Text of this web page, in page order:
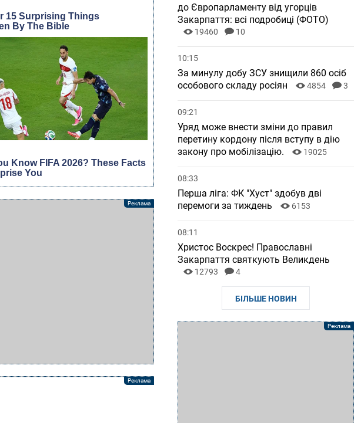
до Європарламенту від угорців
Закарпаття: всі подробиці (ФОТО)
19460 10
10:15
За минулу добу ЗСУ знищили 860 осіб
особового складу росіян
4854 3
09:21
Уряд може внести зміни до правил
перетину кордону після вступу в дію
закону про мобілізацію.
19025
08:33
Перша ліга: ФК "Хуст" здобув дві
перемоги за тиждень
6153
08:11
Христос Воскрес! Православні
Закарпаття святкують Великдень
12793 4
БІЛЬШЕ НОВИН